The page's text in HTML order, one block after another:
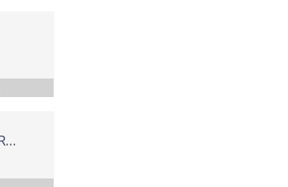
VISITA OBSERVATORI ASTRONÒMIC BURJASSOT